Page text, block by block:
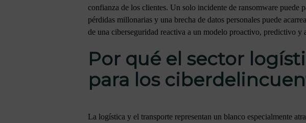
confianza de los clientes. Un solo incidente de ransomware puede
pérdidas millonarias y una brecha de datos personales puede
de una ciberseguridad reactiva a un modelo proactivo, predictivo y
Por qué el sector
para los
La logística y el transporte representan un blanco especialmente